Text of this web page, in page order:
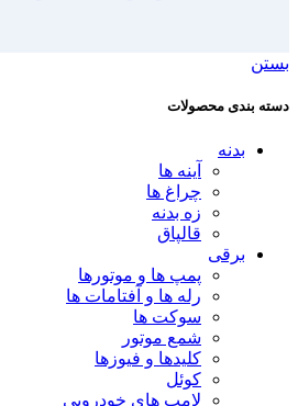
بستن
دسته بندی محصولات
بدنه
آینه ها
چراغ ها
زه بدنه
قالپاق
برقی
پمپ ها و موتورها
رله ها و آفتامات ها
سوکت ها
شمع موتور
کلیدها و فیوزها
کوئل
لامپ های خودرویی